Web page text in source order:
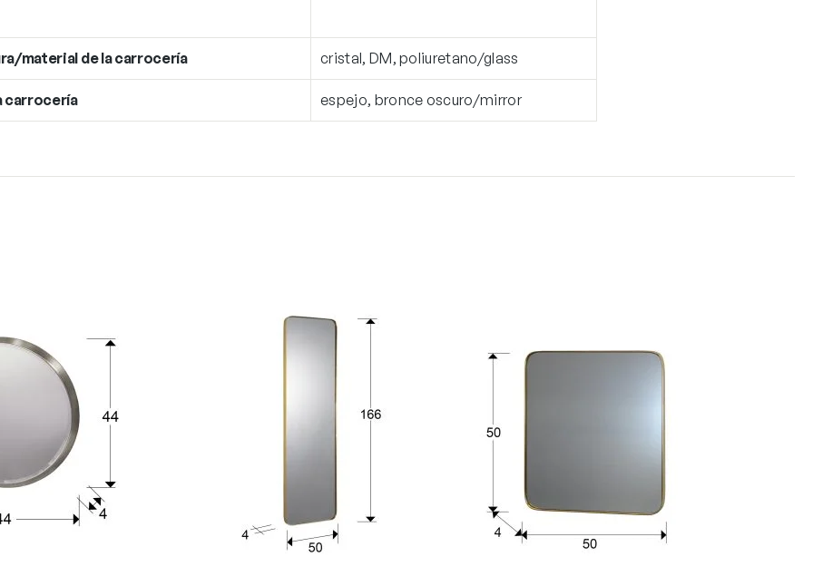
material de la carrocería cristal, DM, poliuretano/glass
carrocería espejo, bronce oscuro/mirror